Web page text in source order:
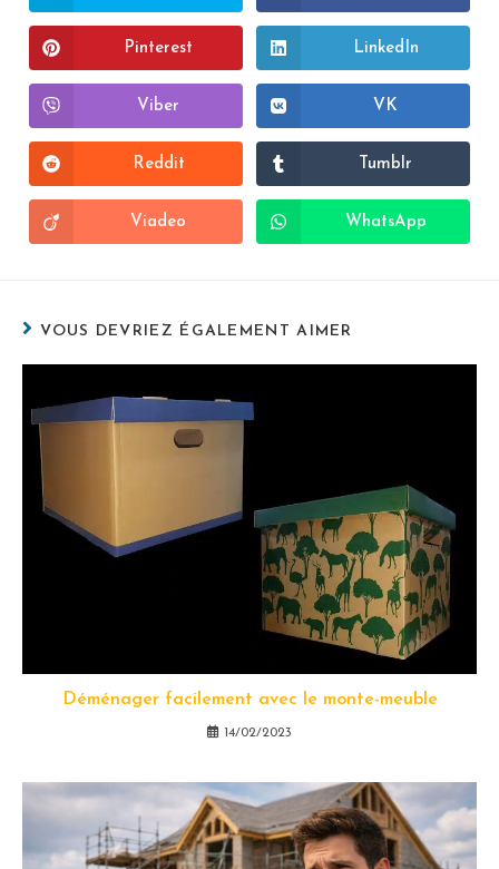
Pinterest LinkedIn
Viber VK
Reddit Tumblr
Viadeo WhatsApp
VOUS DEVRIEZ ÉGALEMENT AIMER
Déménager facilement avec le monte-meuble
14/02/2023